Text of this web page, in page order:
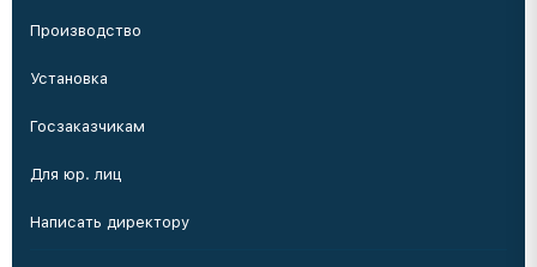
Производство
Установка
Госзаказчикам
Для юр. лиц
Написать директору